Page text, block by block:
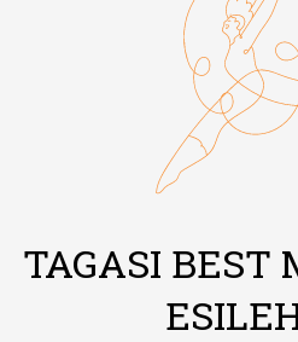
TAGASI BEST